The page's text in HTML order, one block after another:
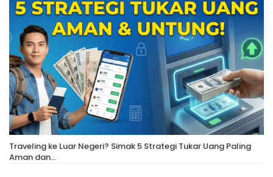
Traveling ke Luar Negeri? Simak 5 Strategi Tukar Uang Paling
Aman dan…